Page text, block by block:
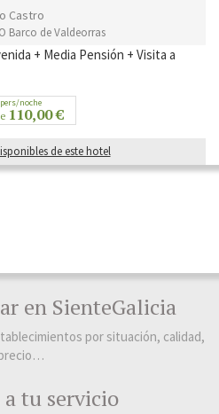
Castro
Barco de Valdeorras
+ Media Pensión + Visita a
pers/noche
110,00 €
de este hotel
en SienteGalicia
por situación, calidad,
a tu servicio